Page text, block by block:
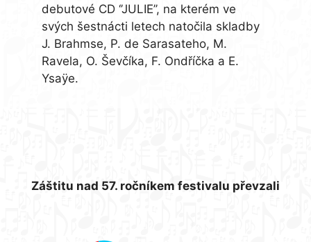
debutové CD ‘’JULIE’’, na kterém ve
svých šestnácti letech natočila skladby
J. Brahmse, P. de Sarasateho, M.
Ravela, O. Ševčíka, F. Ondříčka a E.
Ysaÿe.
Záštitu nad 57. ročníkem festivalu převzali